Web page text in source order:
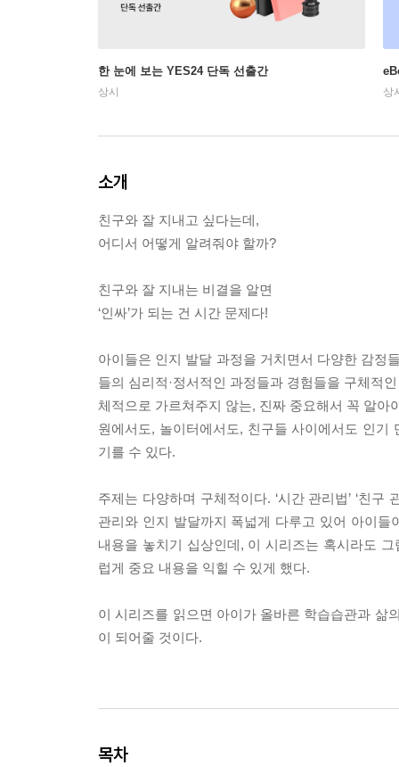
한 눈에 보는 YES24 단독 선출간
상시 상
소개
친구와 잘 지내고 싶다는데,
어디서 어떻게 알려줘야 할까?
친구와 잘 지내는 비결을 알면
‘인싸’가 되는 건 시간 문제다!
아이들은 인지 발달 과정을 거치면서 다양한 감정
들의 심리적·정서적인 과정들과 경험들을 구체적
체적으로 가르쳐주지 않는, 진짜 중요해서 꼭 알
원에서도, 놀이터에서도, 친구들 사이에서도 인
기를 수 있다.
주제는 다양하며 구체적이다. ‘시간 관리법’ ‘친구
관리와 인지 발달까지 폭넓게 다루고 있어 아이
내용을 놓치기 십상인데, 이 시리즈는 혹시라도
럽게 중요 내용을 익힐 수 있게 했다.
이 시리즈를 읽으면 아이가 올바른 학습습관과 삶
이 되어줄 것이다.
목차